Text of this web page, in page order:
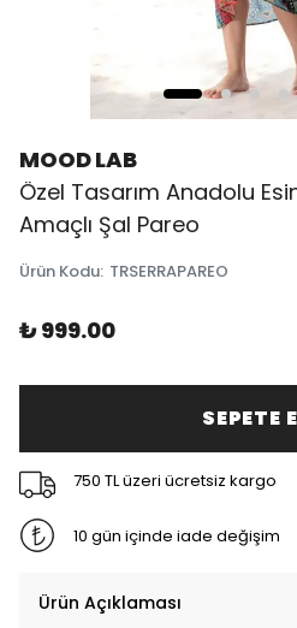
MOOD LAB
Özel Tasarım Anadolu
Amaçlı Şal Pareo
Ürün Kodu: TRSERRAPAREO
₺ 999.00
SEPETE
750 TL üzeri ücretsiz kargo
10 gün içinde iade değişim
Ürün Açıklaması